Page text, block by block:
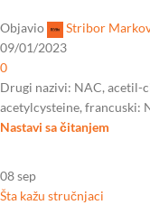
Objavio
Stribor
09/01/2023
0
Drugi nazivi: NAC, acetil-
acetylcysteine, francuski:
Nastavi sa čitanjem
08sep
Šta kažu stručnjaci